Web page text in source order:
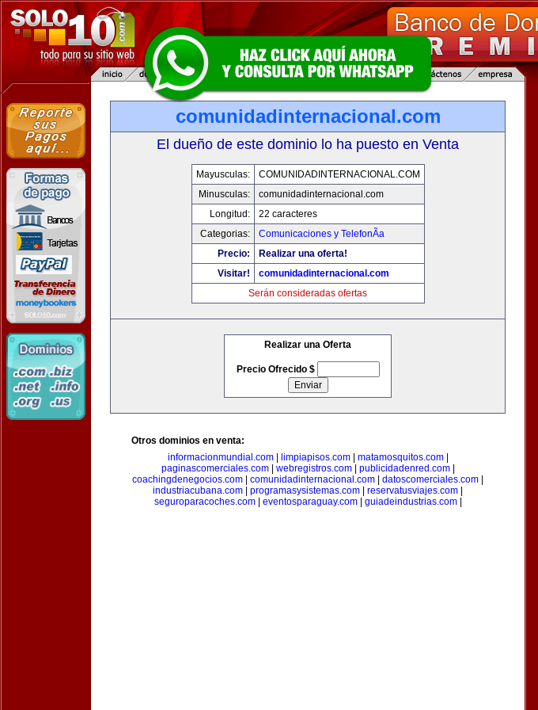
comunidadinternacional.com
El dueño de este dominio lo ha puesto en Venta
Mayusculas:
COMUNIDADINTERNACIONAL.COM
Minusculas:
comunidadinternacional.com
Longitud:
22 caracteres
Categorias:
Comunicaciones y TelefonÃ­a
Precio:
Realizar una oferta!
Visitar!
comunidadinternacional.com
Serán consideradas ofertas
Realizar una Oferta
Precio Ofrecido $
Otros dominios en venta:
informacionmundial.com| limpiapisos.com| matamosquitos.com|
paginascomerciales.com| webregistros.com| publicidadenred.com|
coachingdenegocios.com
comunidadinternacional.com datoscomerciales.com
industriacubana.com
programasysistemas.com reservatusviajes.com
seguroparacoches.com| eventosparaguay.com| guiadeindustrias.com|